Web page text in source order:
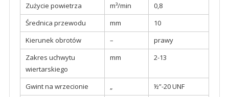
Zużycie powietrza m³/min
0,8
Średnica przewodu
mm
10
Kierunek obrotów
–
prawy
Zakres uchwytu
wiertarskiego
mm 2-13
Gwint na wrzecionie „ ½”-20 UNF